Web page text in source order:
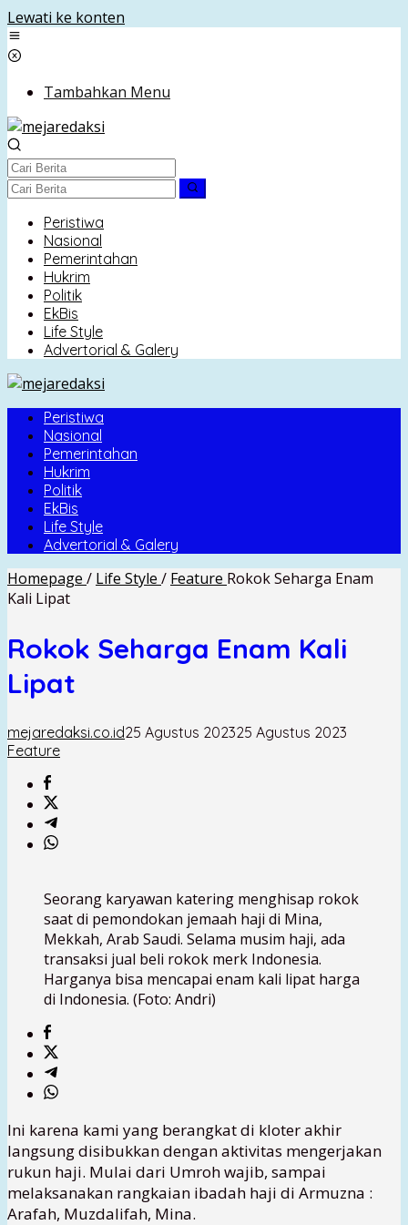
Lewati ke konten
Tambahkan Menu
Peristiwa
Nasional
Pemerintahan
Hukrim
Politik
EkBis
Life Style
Advertorial & Galery
Peristiwa
Nasional
Pemerintahan
Hukrim
Politik
EkBis
Life Style
Advertorial & Galery
Homepage / Life Style / Feature Rokok Seharga Enam
Kali Lipat
Rokok Seharga Enam Kali
Lipat
mejaredaksi.co.id25 Agustus 202325 Agustus 2023
Feature
Seorang karyawan katering menghisap rokok
saat di pemondokan jemaah haji di Mina,
Mekkah, Arab Saudi. Selama musim haji, ada
transaksi jual beli rokok merk Indonesia.
Harganya bisa mencapai enam kali lipat harga
di Indonesia. (Foto: Andri)
Ini karena kami yang berangkat di kloter akhir
langsung disibukkan dengan aktivitas mengerjakan
rukun haji. Mulai dari Umroh wajib, sampai
melaksanakan rangkaian ibadah haji di Armuzna :
Arafah, Muzdalifah, Mina.